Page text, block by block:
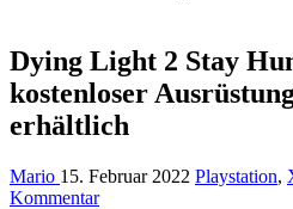
Dying Light 2 Stay
kostenloser
erhältlich
Mario 15. Februar 2022 Playstation,
Kommentar